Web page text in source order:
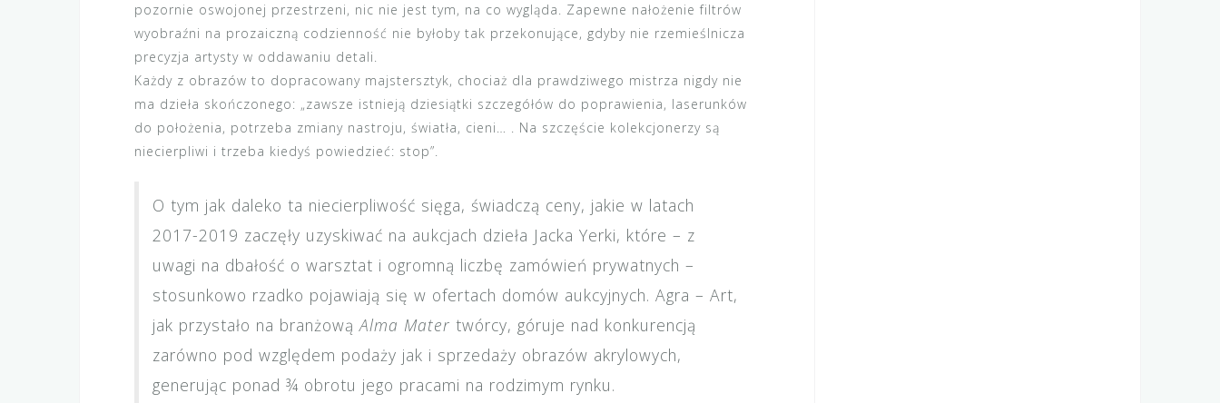
pozornie oswojonej przestrzeni, nic nie jest tym, na co wygląda. Zapewne nałożenie filtrów
wyobraźni na prozaiczną codzienność nie byłoby tak przekonujące, gdyby nie rzemieślnicza
precyzja artysty w oddawaniu detali.
Każdy z obrazów to dopracowany majstersztyk, chociaż dla prawdziwego mistrza nigdy nie
ma dzieła skończonego: „zawsze istnieją dziesiątki szczegółów do poprawienia, laserunków
do położenia, potrzeba zmiany nastroju, światła, cieni… . Na szczęście kolekcjonerzy są
niecierpliwi i trzeba kiedyś powiedzieć: stop”.
O tym jak daleko ta niecierpliwość sięga, świadczą ceny, jakie w latach
2017-2019 zaczęły uzyskiwać na aukcjach dzieła Jacka Yerki, które – z
uwagi na dbałość o warsztat i ogromną liczbę zamówień prywatnych –
stosunkowo rzadko pojawiają się w ofertach domów aukcyjnych. Agra – Art,
jak przystało na branżowąAlma Mater twórcy, góruje nad konkurencją
zarówno pod względem podaży jak i sprzedaży obrazów akrylowych,
generując ponad ¾ obrotu jego pracami na rodzimym rynku.